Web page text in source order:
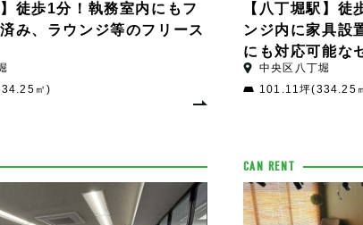
】徒歩1分！執務室内にもフ
み、ラウンジ等のフリース
㎡)
【八丁堀駅】徒
ンジ内に家具設
にも対応可能な
中央区八丁堀
101.11坪(334.25
CAN RENT